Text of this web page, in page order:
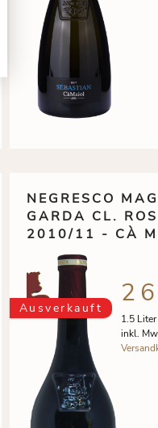
NEGRESCO
GARDA CL.
2010/11 - CÀ
Ausverkauft
1.5 Liter
inkl.